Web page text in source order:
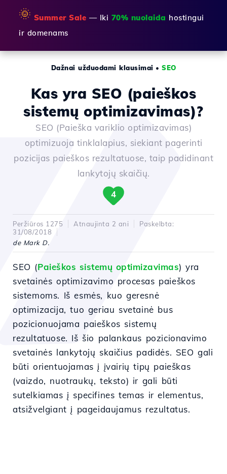
🌞 Summer Sale — Iki 70% nuolaida hostingui
ir domenams
Dažnai užduodami klausimai • SEO
Kas yra SEO (paieškos
sistemų optimizavimas)?
SEO (Paieška variklio optimizavimas)
optimizuoja tinklalapius, siekiant pagerinti
pozicijas paieškos rezultatuose, taip padidinant
lankytojų skaičių.
4
Peržiūros 1275 Atnaujinta 2 ani
Paskelbta:
31/08/2018
de Mark D.
SEO (Paieškos sistemų optimizavimas) yra
svetainės optimizavimo procesas paieškos
sistemoms. Iš esmės, kuo geresnė
optimizacija, tuo geriau svetainė bus
pozicionuojama paieškos sistemų
rezultatuose. Iš šio palankaus pozicionavimo
svetainės lankytojų skaičius padidės. SEO gali
būti orientuojamas į įvairių tipų paieškas
(vaizdo, nuotraukų, teksto) ir gali būti
sutelkiamas į specifines temas ir elementus,
atsižvelgiant į pageidaujamus rezultatus.